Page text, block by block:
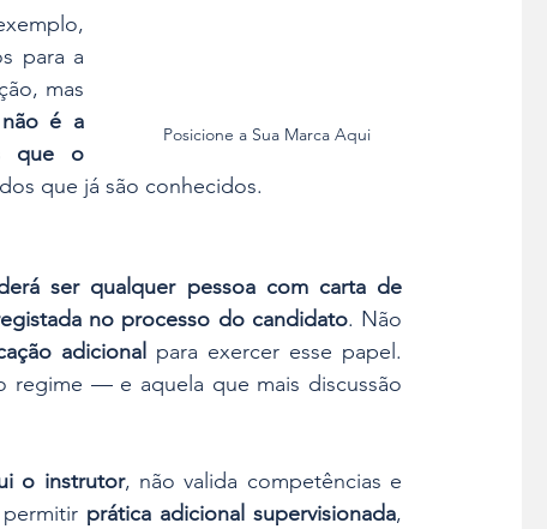
Posicione a Sua Marca Aqui
para a
mas
é a
que o
que já são conhecidos.
ser qualquer pessoa com carta de
no processo do candidato. Não
adicional para exercer esse papel.
regime — e aquela que mais discussão
o instrutor, não valida competências e
prática adicional supervisionada,